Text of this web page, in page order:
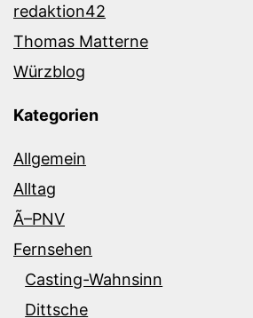
redaktion42
Thomas Matterne
Würzblog
Kategorien
Allgemein
Alltag
Ã–PNV
Fernsehen
Casting-Wahnsinn
Dittsche